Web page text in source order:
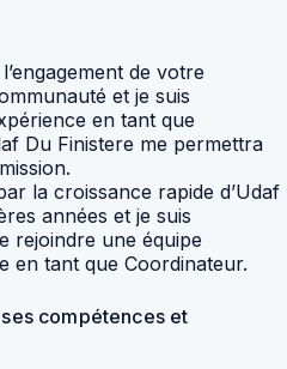
de votre
et je suis
en tant que
Du Finistere me permettra
la croissance rapide d’Udaf
années et je suis
rejoindre une équipe
en tant que Coordinateur.
compétences et